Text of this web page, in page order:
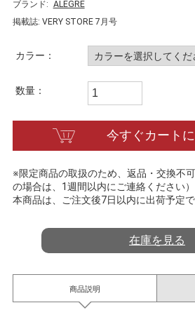
s
t
a
ブランド: ALEGRE
掲載誌: VERY STORE 7月号
カラー：
数量：
今すぐカート
※限定商品の取扱のため、返品・交換不
の場合は、1週間以内にご連絡ください）
本商品は、ご注文後7日以内に出荷予定で
在庫を見る
商品説明